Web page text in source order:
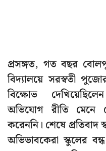
প্রসঙ্গত, গত বছর
বিদ্যালয়ে সরস্বতী
বিক্ষোভ
অভিযোগ রীতি মেনে
করেননি। শেষে প্রতিবাদ
অভিভাবকেরা স্কুলের